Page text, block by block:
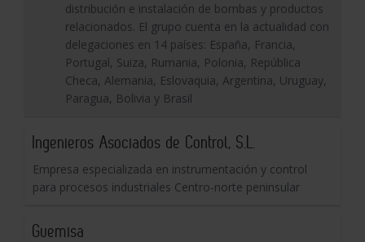
distribución e instalación de bombas y productos
relacionados. El grupo cuenta en la actualidad con
delegaciones en 14 países: España, Francia,
Portugal, Suiza, Rumania, Polonia, República
Checa, Alemania, Eslovaquia, Argentina, Uruguay,
Paragua, Bolivia y Brasil
Ingenieros Asociados de Control, S.L.
Empresa especializada en instrumentación y control
para procesos industriales Centro-norte peninsular
Guemisa